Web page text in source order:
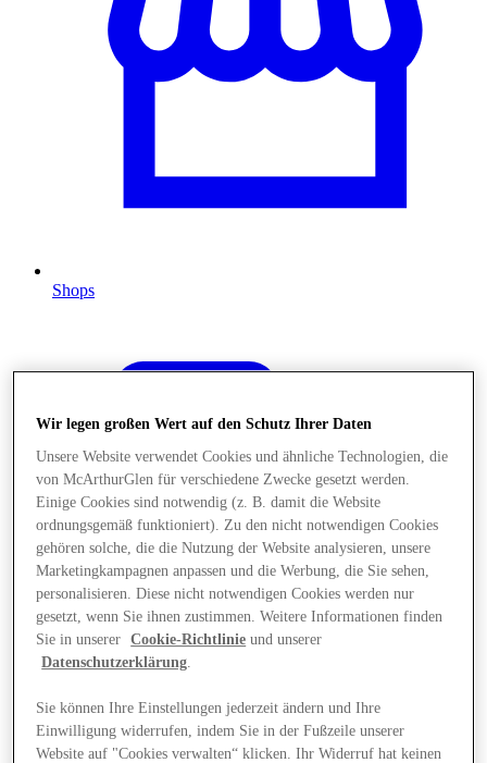
Shops
Angebote
Wir legen großen Wert auf den Schutz Ihrer Daten
Unsere Website verwendet Cookies und ähnliche Technologien, die
von McArthurGlen für verschiedene Zwecke gesetzt werden.
Einige Cookies sind notwendig (z. B. damit die Website
ordnungsgemäß funktioniert). Zu den nicht notwendigen Cookies
gehören solche, die die Nutzung der Website analysieren, unsere
Marketingkampagnen anpassen und die Werbung, die Sie sehen,
personalisieren. Diese nicht notwendigen Cookies werden nur
gesetzt, wenn Sie ihnen zustimmen. Weitere Informationen finden
Sie in unserer
Cookie-Richtlinie und unserer
Datenschutzerklärung
Sie können Ihre Einstellungen jederzeit ändern und Ihre
Einwilligung widerrufen, indem Sie in der Fußzeile unserer
Website auf "Cookies verwalten“ klicken. Ihr Widerruf hat keinen